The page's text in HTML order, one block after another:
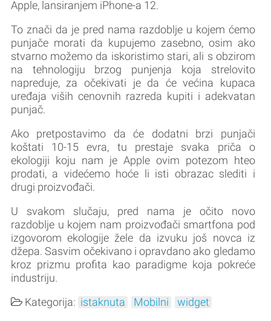
Apple, lansiranjem iPhone-a 12.
To znači da je pred nama razdoblje u kojem ćemo
punjače morati da kupujemo zasebno, osim ako
stvarno možemo da iskoristimo stari, ali s obzirom
na tehnologiju brzog punjenja koja strelovito
napreduje, za očekivati je da će većina kupaca
uređaja viših cenovnih razreda kupiti i adekvatan
punjač.
Ako pretpostavimo da će dodatni brzi punjači
koštati 10-15 evra, tu prestaje svaka priča o
ekologiji koju nam je Apple ovim potezom hteo
prodati, a videćemo hoće li isti obrazac slediti i
drugi proizvođači.
U svakom slučaju, pred nama je očito novo
razdoblje u kojem nam proizvođači smartfona pod
izgovorom ekologije žele da izvuku još novca iz
džepa. Sasvim očekivano i opravdano ako gledamo
kroz prizmu profita kao paradigme koja pokreće
industriju.
Kategorija: istaknuta Mobilni widget